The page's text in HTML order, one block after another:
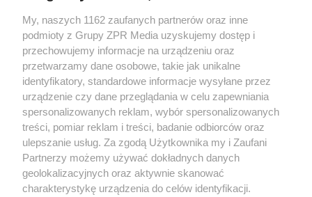
Żaden utwór zamieszczony w serwisie nie może być powielany i
rozpowszechniany lub dalej rozpowszechniany w jakikolwiek sposób (w
tym także elektroniczny lub mechaniczny) na jakimkolwiek polu
eksploatacji w jakiejkolwiek formie, włącznie z umieszczaniem w Internecie
bez pisemnej zgody właściciela praw. Jakiekolwiek użycie lub
wykorzystanie utworów w całości lub w części z naruszeniem prawa, tzn.
bez właściwej zgody, jest zabronione pod groźbą kary i może być ścigane
prawnie.
My, naszych 1162 zaufanych partnerów oraz inne
podmioty z Grupy ZPR Media uzyskujemy dostęp i
przechowujemy informacje na urządzeniu oraz
przetwarzamy dane osobowe, takie jak unikalne
identyfikatory, standardowe informacje wysyłane przez
urządzenie czy dane przeglądania w celu zapewniania
spersonalizowanych reklam, wybór spersonalizowanych
treści, pomiar reklam i treści, badanie odbiorców oraz
ulepszanie usług. Za zgodą Użytkownika my i Zaufani
Partnerzy możemy używać dokładnych danych
geolokalizacyjnych oraz aktywnie skanować
charakterystykę urządzenia do celów identyfikacji.